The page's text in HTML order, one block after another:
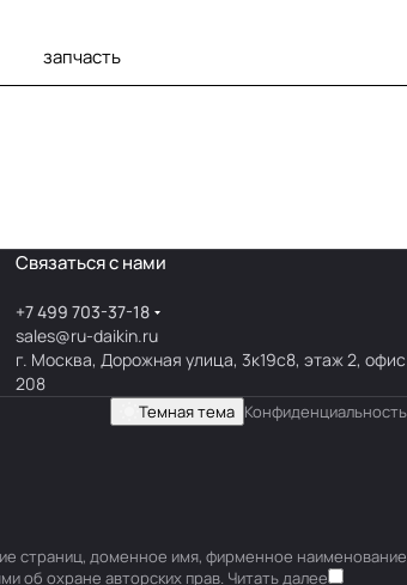
запчасть
Связаться с нами
+7 499 703-37-18
sales@ru-daikin.ru
г. Москва, Дорожная улица, 3к19с8, этаж 2, офис
208
Темная тема Конфиденциальность
страниц, доменное имя, фирменное наименование
об охране авторских прав. Читать далее